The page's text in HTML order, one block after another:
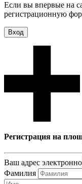
Если вы впервые на
регистрационную
Вход
Регистрация на
Ваш адрес
Фамилия